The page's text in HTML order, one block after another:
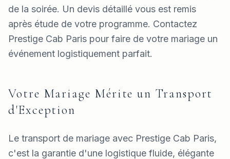
de la soirée. Un devis détaillé vous est remis
après étude de votre programme. Contactez
Prestige Cab Paris pour faire de votre mariage un
événement logistiquement parfait.
Votre Mariage Mérite un Transport
d'Exception
Le transport de mariage avec Prestige Cab Paris,
c'est la garantie d'une logistique fluide, élégante